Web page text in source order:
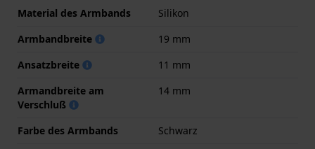
Material des Armbands
Silikon
Armbandbreite
19 mm
Ansatzbreite
11 mm
Armandbreite am
Verschluß
14 mm
Farbe des Armbands
Schwarz